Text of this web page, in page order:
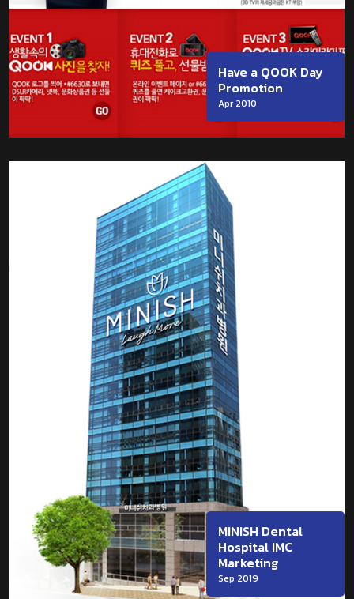
Have a QOOK Day
Promotion
Apr 2010
MINISH Dental
Hospital IMC
Marketing
Sep 2019